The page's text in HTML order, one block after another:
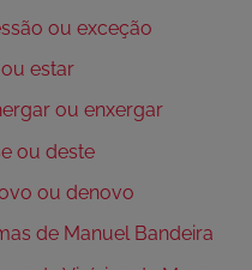
ou exceção
estar
ou enxergar
ou deste
ou denovo
de Manuel Bandeira